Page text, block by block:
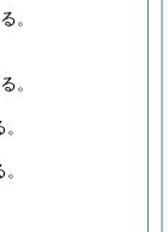
。
。